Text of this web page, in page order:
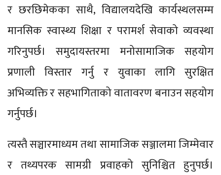
र छरछिमेकका साथै, विद्यालयदेखि कार्यस्थलसम्म
मानसिक स्वास्थ्य शिक्षा र परामर्श सेवाको व्यवस्था
गरिनुपर्छ। समुदायस्तरमा मनोसामाजिक सहयोग
प्रणाली विस्तार गर्नु र युवाका लागि सुरक्षित
अभिव्यक्ति र सहभागिताको वातावरण बनाउन सहयोग
गर्नुपर्छ।
त्यस्तै सञ्चारमाध्यम तथा सामाजिक सञ्जालमा जिम्मेवार
र तथ्यपरक सामग्री प्रवाहको सुनिश्चित हुनुपर्छ।